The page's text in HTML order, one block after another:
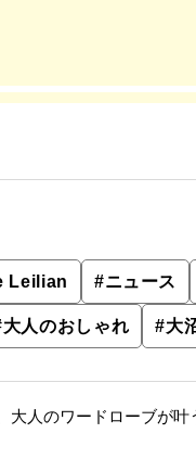
Leilian #ニュース
大人のおしゃれ #大
大人のワードローブが叶